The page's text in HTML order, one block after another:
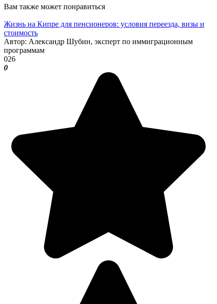
Вам также может понравиться
Жизнь на Кипре для пенсионеров: условия переезда, визы и
стоимость
Автор: Александр Шубин, эксперт по иммиграционным
программам
026
0